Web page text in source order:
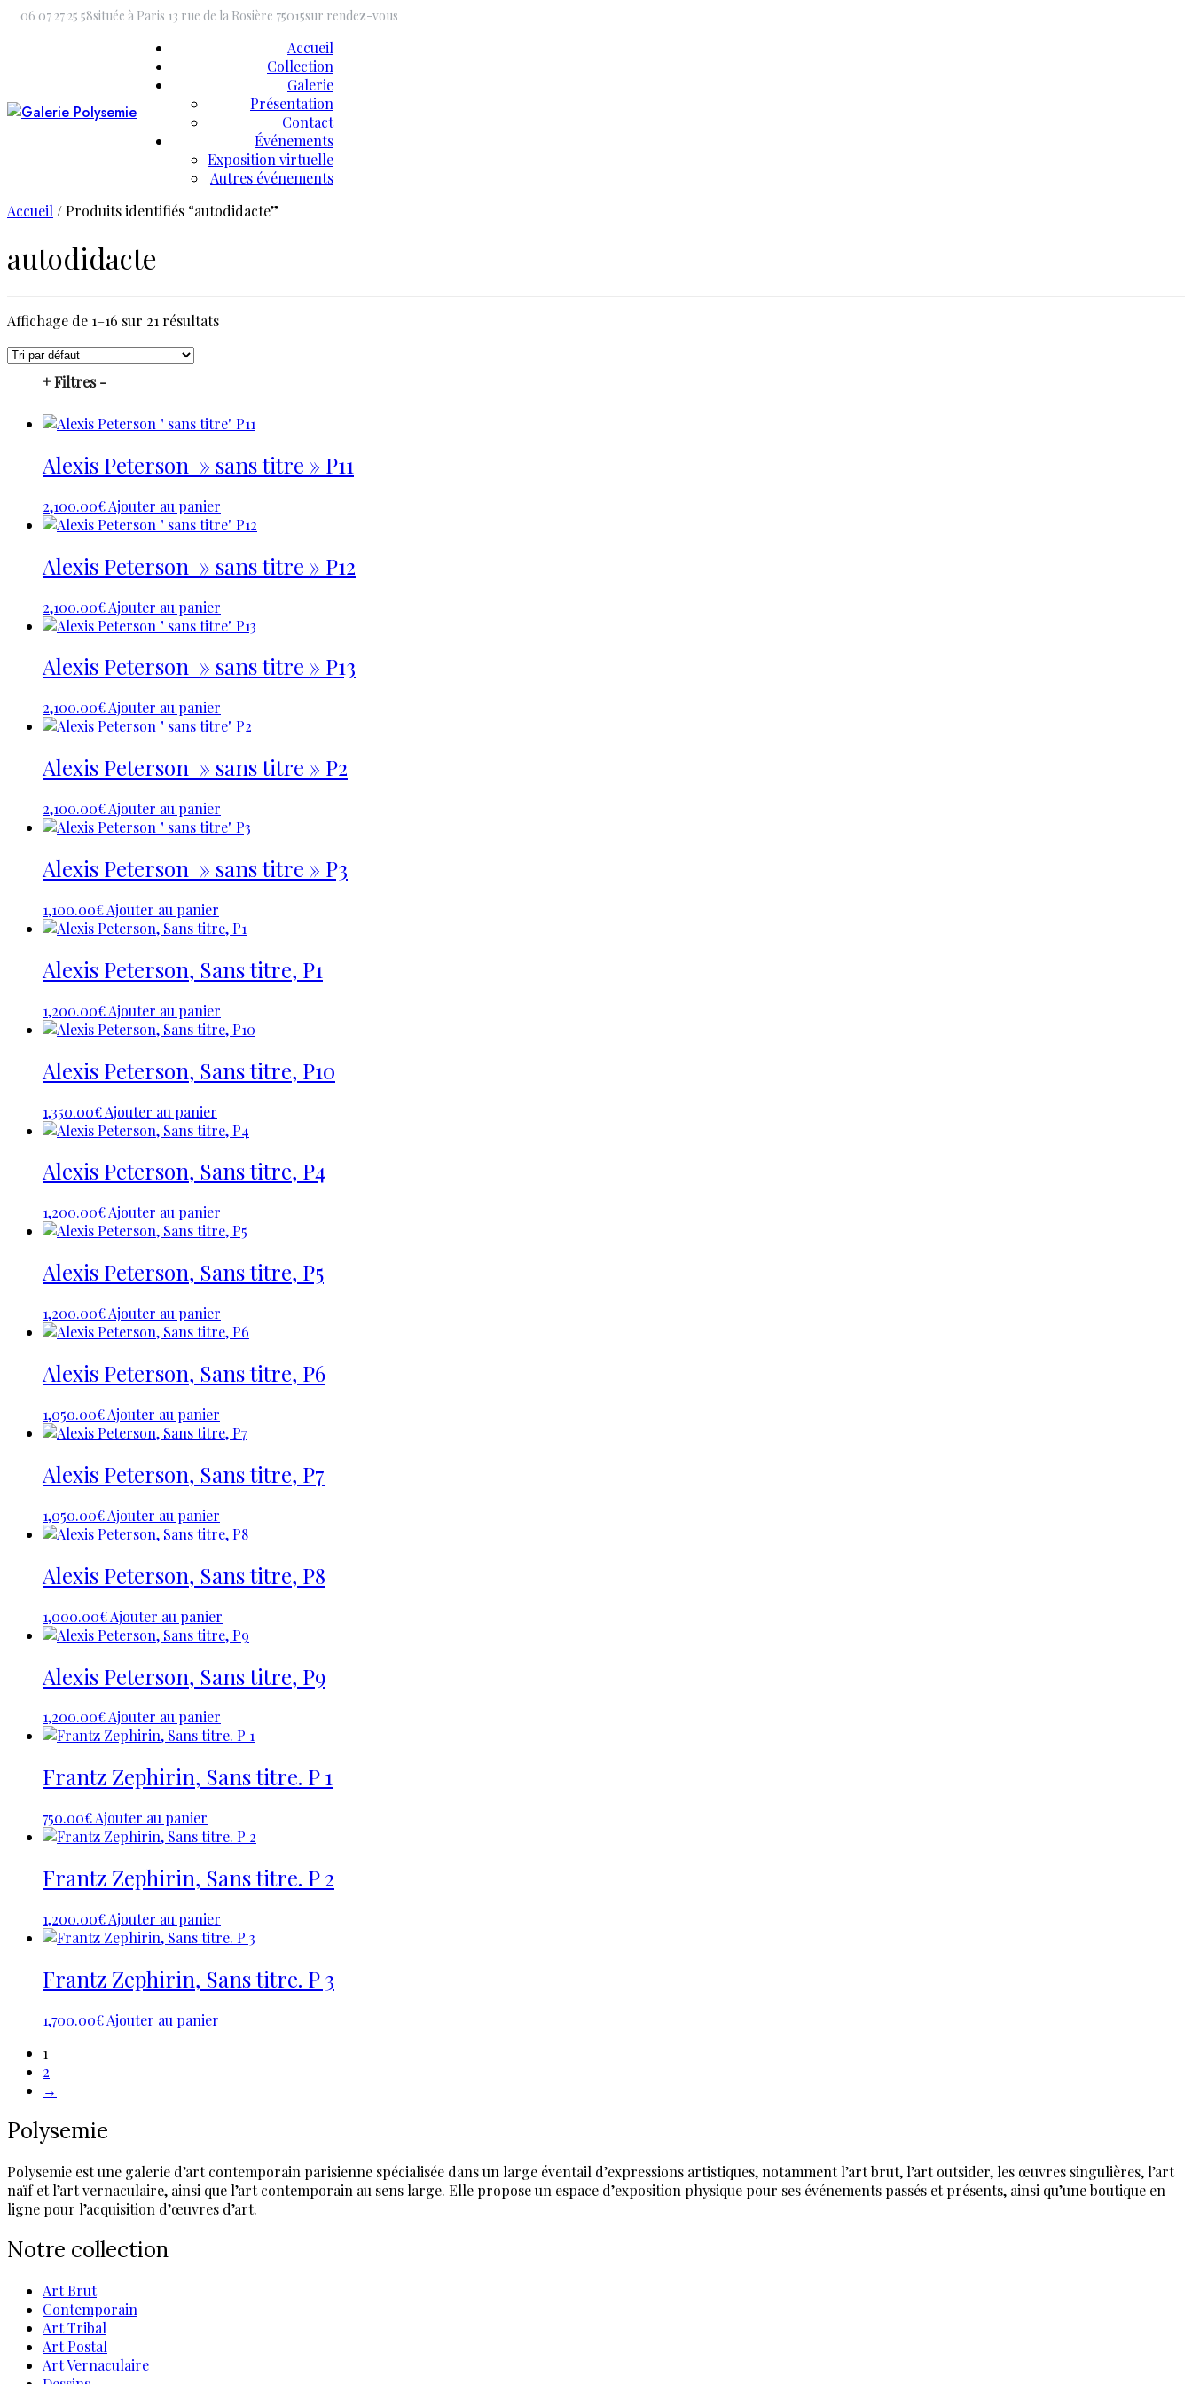
Skip
06 07 27 25 58située à Paris 13 rue de la Rosière 75015sur rendez-vous
Accueil
Collection
Galerie
Présentation
Contact
Événements
Exposition virtuelle
Autres événements
Accueil / Produits identifiés “autodidacte”
autodidacte
Affichage de 1–16 sur 21 résultats
+ Filtres -
Alexis Peterson » sans titre » P11
2,100.00€Ajouter au panier
Alexis Peterson » sans titre » P12
2,100.00€Ajouter au panier
Alexis Peterson » sans titre » P13
2,100.00€Ajouter au panier
Alexis Peterson » sans titre » P2
2,100.00€Ajouter au panier
Alexis Peterson » sans titre » P3
1,100.00€Ajouter au panier
Alexis Peterson, Sans titre, P1
1,200.00€Ajouter au panier
Alexis Peterson, Sans titre, P10
1,350.00€Ajouter au panier
Alexis Peterson, Sans titre, P4
1,200.00€Ajouter au panier
Alexis Peterson, Sans titre, P5
1,200.00€Ajouter au panier
Alexis Peterson, Sans titre, P6
1,050.00€Ajouter au panier
Alexis Peterson, Sans titre, P7
1,050.00€Ajouter au panier
Alexis Peterson, Sans titre, P8
1,000.00€Ajouter au panier
Alexis Peterson, Sans titre, P9
1,200.00€Ajouter au panier
Frantz Zephirin, Sans titre. P 1
750.00€Ajouter au panier
Frantz Zephirin, Sans titre. P 2
1,200.00€Ajouter au panier
Frantz Zephirin, Sans titre. P 3
1,700.00€Ajouter au panier
1
2
→
Polysemie
Polysemie est une galerie d’art contemporain parisienne spécialisée dans un large éventail d’expressions artistiques, notamment l’art brut, l’art outsider, les œuvres singulières, l’art
naïf et l’art vernaculaire, ainsi que l’art contemporain au sens large. Elle propose un espace d’exposition physique pour ses événements passés et présents, ainsi qu’une boutique en
ligne pour l’acquisition d’œuvres d’art.
Notre collection
Art Brut
Contemporain
Art Tribal
Art Postal
Art Vernaculaire